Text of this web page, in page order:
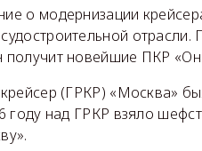
о модернизации
новейшие ПКР
(ГРКР) «Москва»
году над ГРКР взяло